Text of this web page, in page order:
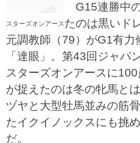
スターズオンアース
G15連勝中
たのは黒いド
元調教師（79）がG1有力
「達眼」。第43回ジャパ
スターズオンアースに
が捉えたのは冬の牝馬と
ヅヤと大型牡馬並みの筋
たイクイノックスにも挑
だ。